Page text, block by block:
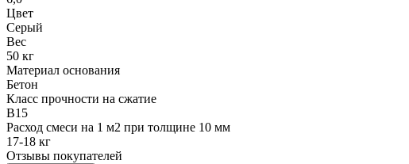
Цвет
Серый
Вес
50 кг
Материал основания
Бетон
Класс прочности на сжатие
В15
Расход смеси на 1 м2 при толщине 10 мм
17-18 кг
Отзывы покупателей